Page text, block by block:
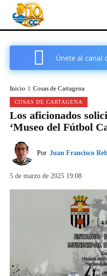
Únete al canal
Inicio Cosas de Cartagena
COSAS DE CARTAGENA
Los aficionados
‘Museo del Fútbol
Por Juan Francisco
5 de marzo de 2025 19:08